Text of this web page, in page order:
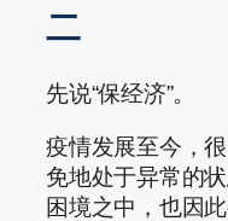
二
先说“保经济”。
疫情发展至今，
免地处于异常的
困境之中，也因